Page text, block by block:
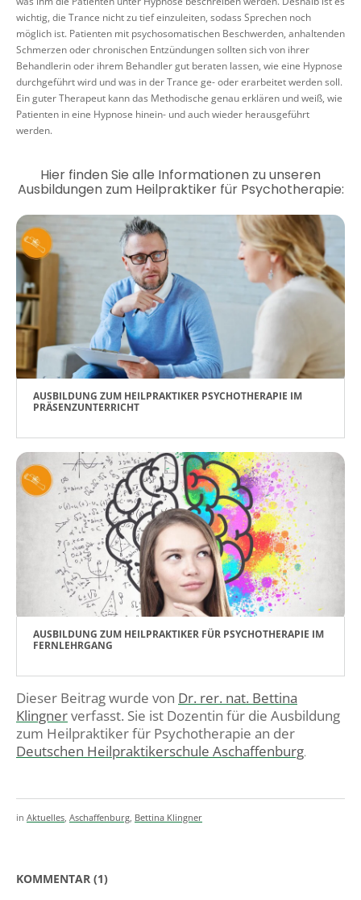
wichtig, die Trance nicht zu tief einzuleiten, sodass Sprechen noch
möglich ist. Patienten mit psychosomatischen Beschwerden, anhaltenden
Schmerzen oder chronischen Entzündungen sollten sich von ihrer
Behandlerin oder ihrem Behandler gut beraten lassen, wie eine Hypnose
durchgeführt wird und was in der Trance ge- oder erarbeitet werden soll.
Ein guter Therapeut kann das Methodische genau erklären und weiß, wie
Patienten in eine Hypnose hinein- und auch wieder herausgeführt
werden.
Hier finden Sie alle Informationen zu unseren
Ausbildungen zum Heilpraktiker für Psychotherapie:
AUSBILDUNG ZUM HEILPRAKTIKER PSYCHOTHERAPIE IM
PRÄSENZUNTERRICHT
AUSBILDUNG ZUM HEILPRAKTIKER FÜR PSYCHOTHERAPIE IM
FERNLEHRGANG
Dieser Beitrag wurde von Dr. rer. nat. Bettina
Klingnerverfasst. Sie ist Dozentin für die Ausbildung
zum Heilpraktiker für Psychotherapie an der
Deutschen Heilpraktikerschule Aschaffenburg.
in Aktuelles Aschaffenburg Bettina Klingner
KOMMENTAR (1)